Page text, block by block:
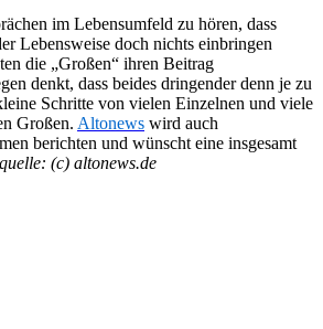
im Lebensumfeld zu hören, dass
Lebensweise doch nichts einbringen
die „Großen“ ihren Beitrag
denkt, dass beides dringender denn je zu
Schritte von vielen Einzelnen und viele
Großen. Altonews wird auch
berichten und wünscht eine insgesamt
(c) altonews.de